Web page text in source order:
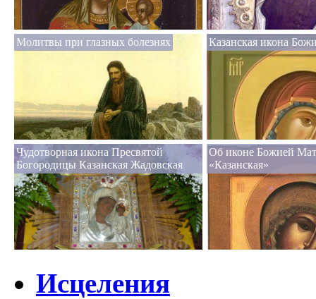
Молитвы при глазных болезнях Казанская икона
Чудотворная икона Пресвятой
Богородицы Казанская Жадовская
Об иконе Божией
«Казанская»
Исцеления